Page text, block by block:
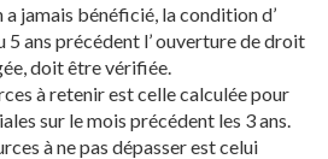
a jamais bénéficié, la condition d’
5 ans précédent l’ ouverture de droit
doit être vérifiée.
à retenir est celle calculée pour
sur le mois précédent les 3 ans.
à ne pas dépasser est celui